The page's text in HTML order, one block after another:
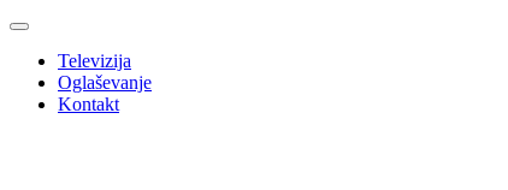
Televizija
Oglaševanje
Kontakt